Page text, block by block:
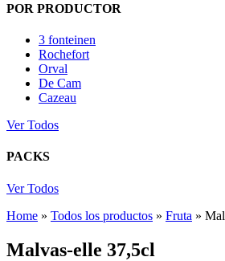
POR PRODUCTOR
3 fonteinen
Rochefort
Orval
De Cam
Cazeau
Ver Todos
PACKS
Ver Todos
Home » Todos los productos » Fruta »
Malvas-elle 37,5cl